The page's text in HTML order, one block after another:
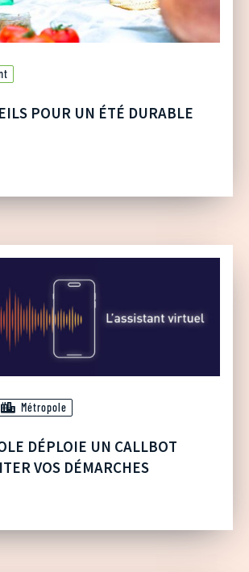
POUR UN ÉTÉ DURABLE
Métropole
DÉPLOIE UN CALLBOT
VOS DÉMARCHES